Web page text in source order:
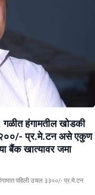
हंगामतील खोडकी
२००/- प्र.मे.टन असे एकुण
बैंक खात्यावर जमा
पहिली उचल ३३००/- प्र.मे.टन